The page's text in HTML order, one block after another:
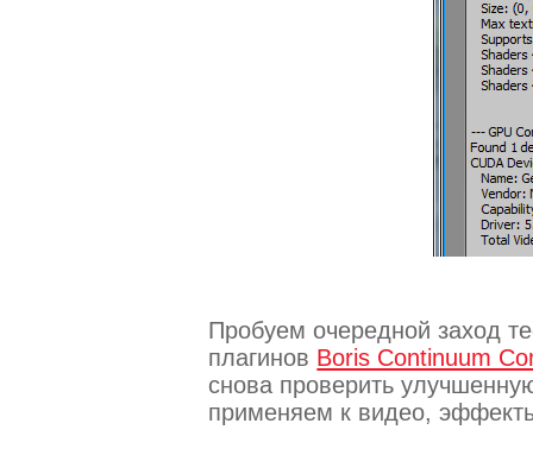
Пробуем очередной заход
плагинов Boris Continuum
снова проверить
применяем к видео,